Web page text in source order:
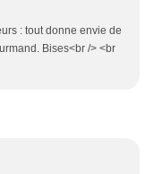
: tout donne envie de
Bises<br /> <br